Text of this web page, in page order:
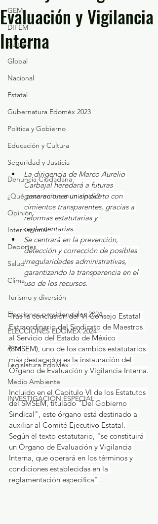
GEM
DIFEM
Cultura
Global
Nacional
Estatal
Gubernatura Edoméx 2023
Política y Gobierno
Educación y Cultura
Seguridad y Justicia
Denuncia Ciudadana
¿Qué pasa en tus municipios?
Opinión
Internacional
Deportes
Salud
Clima
Turismo y diversión
Elecciones presidenciales 2024
ELECCIONES EDOMEX 2024
Arte
Legislatura EdoMéx
Medio Ambiente
INVESTIGACIÓN ESPECIAL
Evaluación y Vigilancia
Interna
La dirigencia de Marco Aurelio
Carbajal heredará a futuras
generaciones un sindicato con
cimientos transparentes, gracias a
reformas estatutarias y
reglamentarias.
Se centrará en la prevención,
detección y corrección de posibles
irregularidades administrativas,
garantizando la transparencia en el
uso de los recursos.
Tras la conclusión del VI Consejo Estatal
Extraordinario del Sindicato de Maestros
al Servicio del Estado de México
(SMSEM), uno de los cambios estatutarios
más destacados es la instauración del
Órgano de Evaluación y Vigilancia Interna.
Incluido en el Capítulo VI de los Estatutos
del SMSEM, titulado "Del Gobierno
Sindical", este órgano está destinado a
auxiliar al Comité Ejecutivo Estatal.
Según el texto estatutario, "se constituirá
un Órgano de Evaluación y Vigilancia
Interna, que operará en los términos y
condiciones establecidas en la
reglamentación específica".